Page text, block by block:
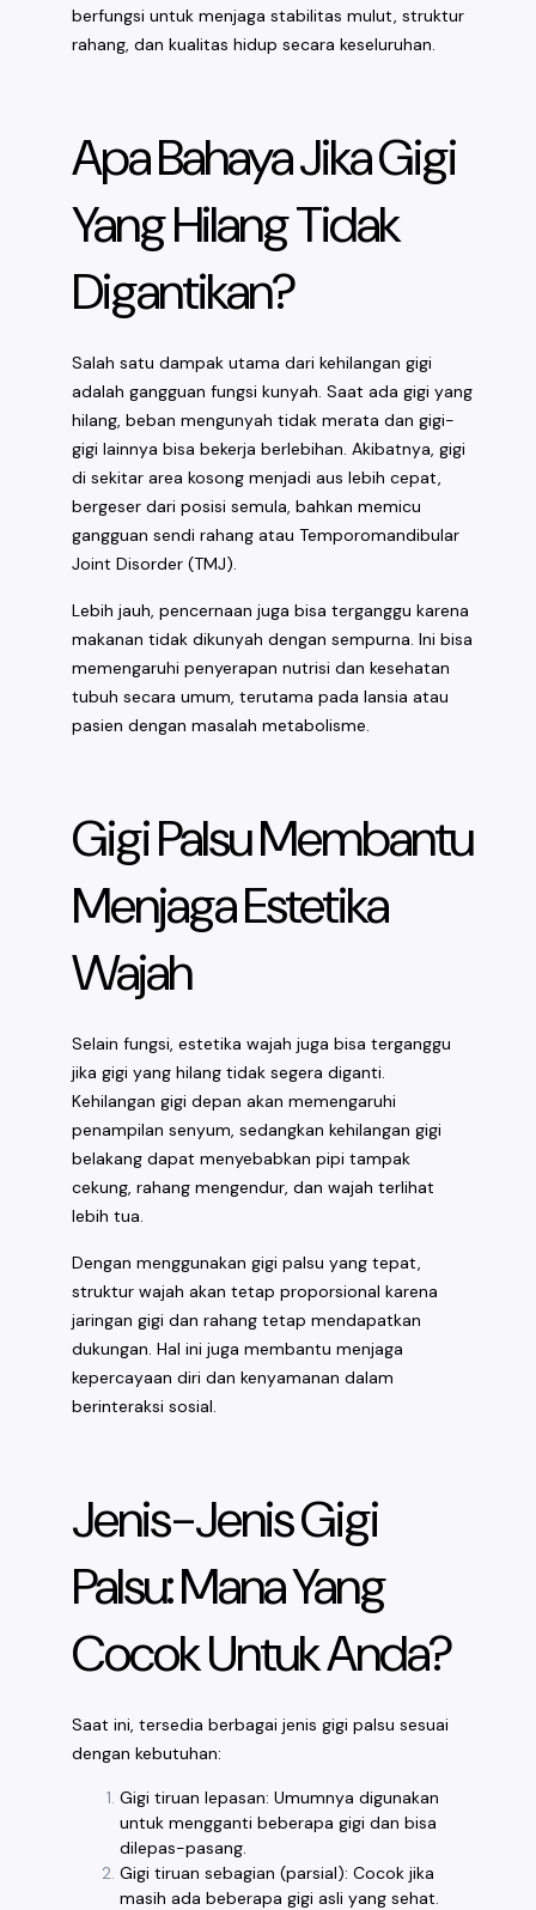
berfungsi untuk menjaga stabilitas mulut, struktur
rahang, dan kualitas hidup secara keseluruhan.
Apa Bahaya Jika Gigi
Yang Hilang Tidak
Digantikan?
Salah satu dampak utama dari kehilangan gigi
adalah gangguan fungsi kunyah. Saat ada gigi yang
hilang, beban mengunyah tidak merata dan gigi-
gigi lainnya bisa bekerja berlebihan. Akibatnya, gigi
di sekitar area kosong menjadi aus lebih cepat,
bergeser dari posisi semula, bahkan memicu
gangguan sendi rahang atau Temporomandibular
Joint Disorder (TMJ).
Lebih jauh, pencernaan juga bisa terganggu karena
makanan tidak dikunyah dengan sempurna. Ini bisa
memengaruhi penyerapan nutrisi dan kesehatan
tubuh secara umum, terutama pada lansia atau
pasien dengan masalah metabolisme.
Gigi Palsu Membantu
Menjaga Estetika
Wajah
Selain fungsi, estetika wajah juga bisa terganggu
jika gigi yang hilang tidak segera diganti.
Kehilangan gigi depan akan memengaruhi
penampilan senyum, sedangkan kehilangan gigi
belakang dapat menyebabkan pipi tampak
cekung, rahang mengendur, dan wajah terlihat
lebih tua.
Dengan menggunakan gigi palsu yang tepat,
struktur wajah akan tetap proporsional karena
jaringan gigi dan rahang tetap mendapatkan
dukungan. Hal ini juga membantu menjaga
kepercayaan diri dan kenyamanan dalam
berinteraksi sosial.
Jenis-Jenis Gigi
Palsu: Mana Yang
Cocok Untuk Anda?
Saat ini, tersedia berbagai jenis gigi palsu sesuai
dengan kebutuhan:
Gigi tiruan lepasan: Umumnya digunakan
untuk mengganti beberapa gigi dan bisa
dilepas-pasang.
Gigi tiruan sebagian (parsial): Cocok jika
masih ada beberapa gigi asli yang sehat.